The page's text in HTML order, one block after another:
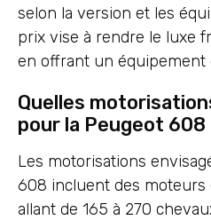
selon la version et les
prix vise à rendre le luxe
en offrant un équipement
Quelles
pour la Peugeot 608
Les motorisations
608 incluent des moteurs
allant de 165 à 270